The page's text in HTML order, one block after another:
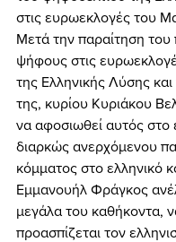
στις ευρωεκλογές του
Μετά την παραίτηση
ψήφους στις
της Ελληνικής Λύσης
της, κυρίου Κυριάκου
να αφοσιωθεί αυτός στο
διαρκώς ανερχόμενου
κόμματος στο ελληνικό
Εμμανουήλ Φράγκος
μεγάλα του καθήκοντα,
προασπίζεται τον